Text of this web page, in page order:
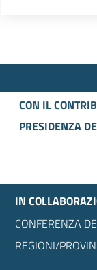
CON IL
PRESIDENZA
IN
CONFERENZA
REGIONI/